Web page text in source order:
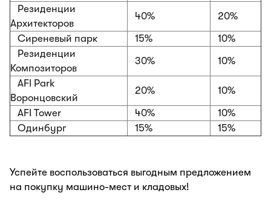
Резиденции
Архитекторов
40%
20%
Сиреневый парк
15%
10%
Резиденции
Композиторов
30%
10%
AFI Park
Воронцовский
20%
10%
AFI Tower
40%
10%
Одинбург
15% 15%
Успейте воспользоваться выгодным предложением
на покупку машино-мест и кладовых!